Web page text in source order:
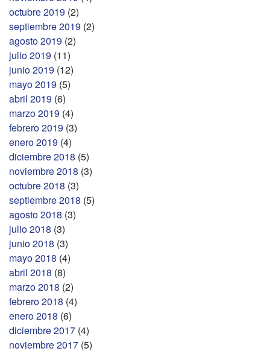
octubre 2019 (2)
septiembre 2019 (2)
agosto 2019 (2)
julio 2019 (11)
junio 2019 (12)
mayo 2019 (5)
abril 2019 (6)
marzo 2019 (4)
febrero 2019 (3)
enero 2019 (4)
diciembre 2018 (5)
noviembre 2018 (3)
octubre 2018 (3)
septiembre 2018 (5)
agosto 2018 (3)
julio 2018 (3)
junio 2018 (3)
mayo 2018 (4)
abril 2018 (8)
marzo 2018 (2)
febrero 2018 (4)
enero 2018 (6)
diciembre 2017 (4)
noviembre 2017 (5)